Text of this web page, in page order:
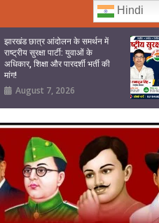
झारखंड छात्र आंदोलन के समर्थन में
राष्ट्रीय सुरक्षा पार्टी: युवाओं के
अधिकार, शिक्षा और पारदर्शी भर्ती की
मांग!
August 7, 2026
Hindi